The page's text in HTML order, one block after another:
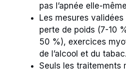
pas l’apnée elle-
Les mesures
perte de poids (7-10
50 %), exercices
de l’alcool et du tabac.
Seuls les traitements